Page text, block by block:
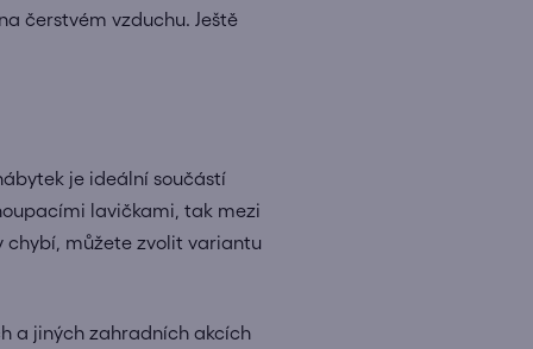
čerstvém vzduchu. Ještě
je ideální součástí
lavičkami, tak mezi
chybí, můžete zvolit variantu
a jiných zahradních akcích